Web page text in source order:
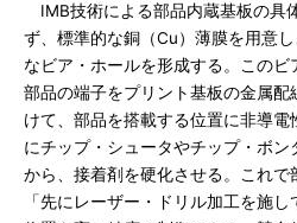
IMB技術による部品内蔵基板の具
ず、標準的な銅（Cu）薄膜を用意
なビア・ホールを形成する。この
部品の端子をプリント基板の金属
けて、部品を搭載する位置に非導
にチップ・シュータやチップ・ボ
から、接着剤を硬化させる。これで
「先にレーザー・ドリル加工を施し